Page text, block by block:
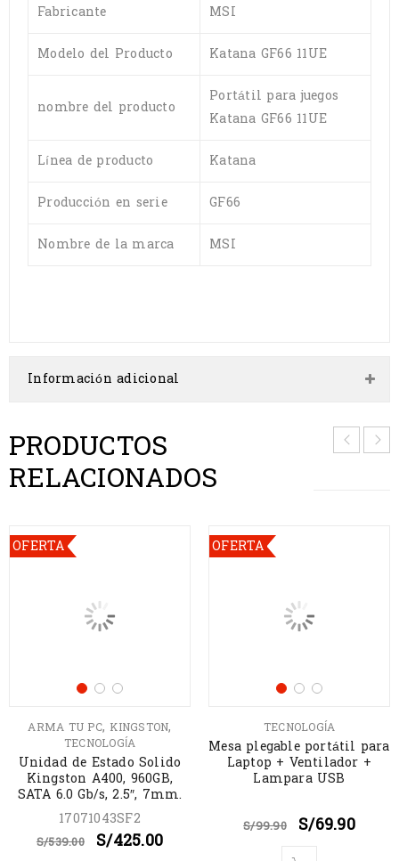
Fabricante
MSI
Modelo del Producto
Katana GF66 11UE
nombre del producto
Portátil para juegos
Katana GF66 11UE
Línea de producto
Katana
Producción en serie
GF66
Nombre de la marca
MSI
Información adicional
PRODUCTOS
RELACIONADOS
OFERTA
ARMA TU PC, KINGSTON,
TECNOLOGÍA
Unidad de Estado Solido
Kingston A400, 960GB,
SATA 6.0 Gb/s, 2.5″, 7mm.
17071043SF2
S/539.00 S/425.00
OFERTA
TECNOLOGÍA
Mesa plegable portátil para
Laptop + Ventilador +
Lampara USB
S/99.90 S/69.90